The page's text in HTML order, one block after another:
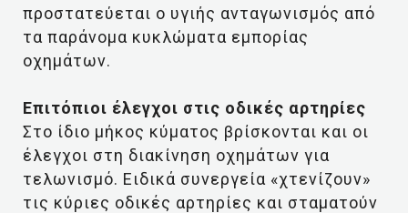
προστατεύεται ο υγιής ανταγωνισμός από
τα παράνομα κυκλώματα εμπορίας
οχημάτων.
Επιτόπιοι έλεγχοι στις οδικές αρτηρίες
Στο ίδιο μήκος κύματος βρίσκονται και οι
έλεγχοι στη διακίνηση οχημάτων για
τελωνισμό. Ειδικά συνεργεία «χτενίζουν»
τις κύριες οδικές αρτηρίες και σταματούν